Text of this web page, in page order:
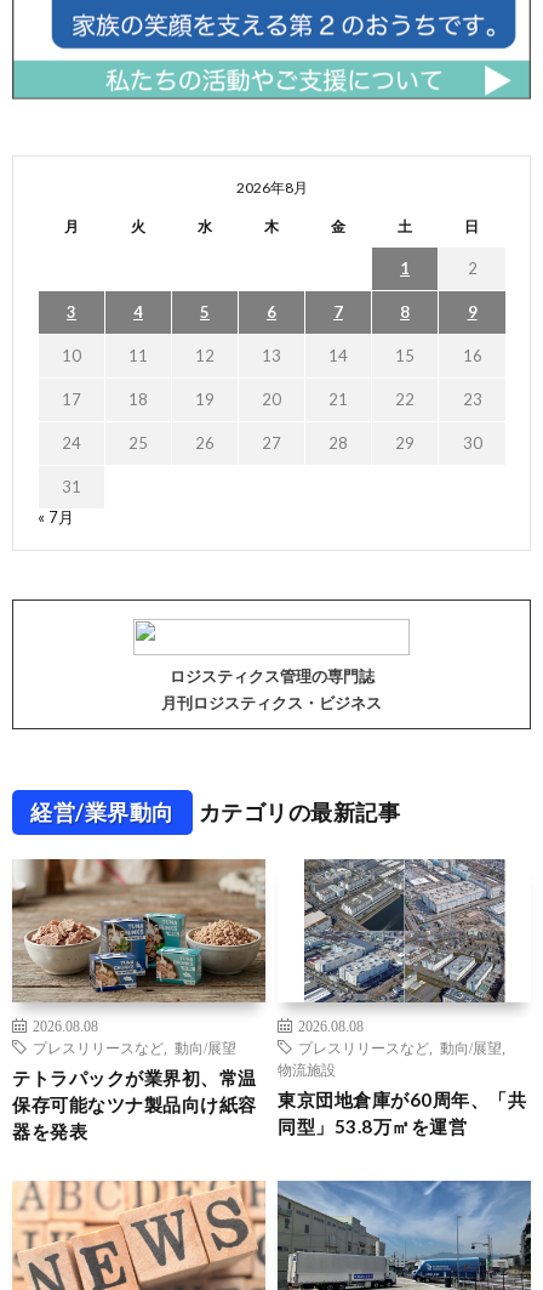
2026年8月
月 火 水 木 金 土 日
1 2
3 4 5 6 7 8 9
10 11 12 13 14 15 16
17 18 19 20 21 22 23
24 25 26 27 28 29 30
31
« 7月
ロジスティクス管理の専門誌
月刊ロジスティクス・ビジネス
経営/業界動向 カテゴリの最新記事
2026.08.08
プレスリリースなど
動向/展望
テトラパックが業界初、常温
保存可能なツナ製品向け紙容
器を発表
2026.08.08
プレスリリースなど
動向/展望
物流施設
東京団地倉庫が60周年、「共
同型」53.8万㎡を運営